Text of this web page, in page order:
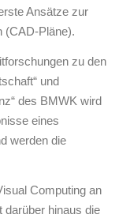
Ansätze zur
(CAD-Pläne).
zu den
und
des BMWK wird
eines
werden die
Computing an
darüber hinaus die